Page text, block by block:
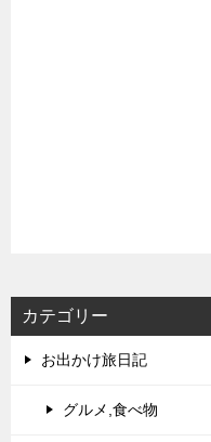
カテゴリー
お出かけ旅日記
グルメ,食べ物